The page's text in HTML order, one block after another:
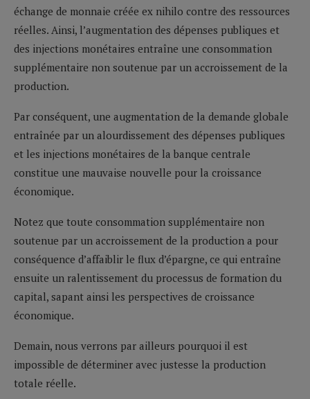
échange de monnaie créée ex nihilo contre des ressources
réelles. Ainsi, l’augmentation des dépenses publiques et
des injections monétaires entraîne une consommation
supplémentaire non soutenue par un accroissement de la
production.
Par conséquent, une augmentation de la demande globale
entraînée par un alourdissement des dépenses publiques
et les injections monétaires de la banque centrale
constitue une mauvaise nouvelle pour la croissance
économique.
Notez que toute consommation supplémentaire non
soutenue par un accroissement de la production a pour
conséquence d’affaiblir le flux d’épargne, ce qui entraîne
ensuite un ralentissement du processus de formation du
capital, sapant ainsi les perspectives de croissance
économique.
Demain, nous verrons par ailleurs pourquoi il est
impossible de déterminer avec justesse la production
totale réelle.